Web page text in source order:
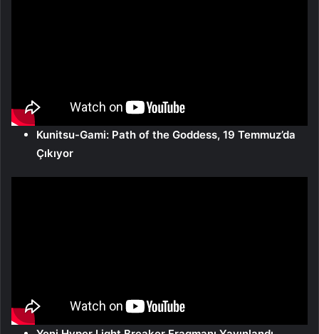
Kunitsu-Gami: Path of the Goddess, 19 Temmuz’da
Çıkıyor